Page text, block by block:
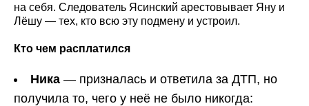
на себя. Следователь Ясинский арестовывает Яну и
Лёшу — тех, кто всю эту подмену и устроил.
Кто чем расплатился
Ника — призналась и ответила за ДТП, но
получила то, чего у неё не было никогда: